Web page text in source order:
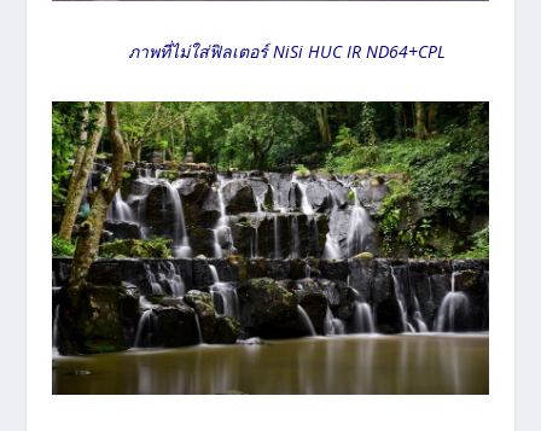
ภาพที่ไม่ใส่ฟิลเตอร์ NiSi HUC IR ND64+CPL